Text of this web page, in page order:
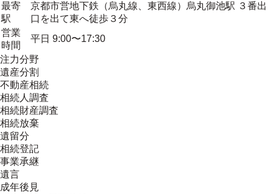
最寄
駅
京都市営地下鉄（烏丸線、東西線）烏丸御池駅 ３番出
口を出て東へ徒歩３分
営業
時間
平日 9:00〜17:30
注力分野
遺産分割
不動産相続
相続人調査
相続財産調査
相続放棄
遺留分
相続登記
事業承継
遺言
成年後見